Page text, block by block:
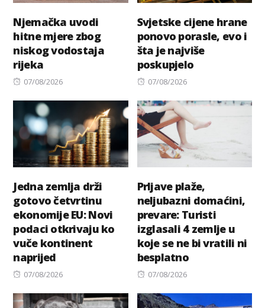
Njemačka uvodi
hitne mjere zbog
niskog vodostaja
rijeka
Posted
07/08/2026
Svjetske cijene hrane
ponovo porasle, evo i
šta je najviše
poskupjelo
Posted
07/08/2026
Jedna zemlja drži
gotovo četvrtinu
ekonomije EU: Novi
podaci otkrivaju ko
vuče kontinent
naprijed
Posted
07/08/2026
Prljave plaže,
neljubazni domaćini,
prevare: Turisti
izglasali 4 zemlje u
koje se ne bi vratili ni
besplatno
Posted
07/08/2026